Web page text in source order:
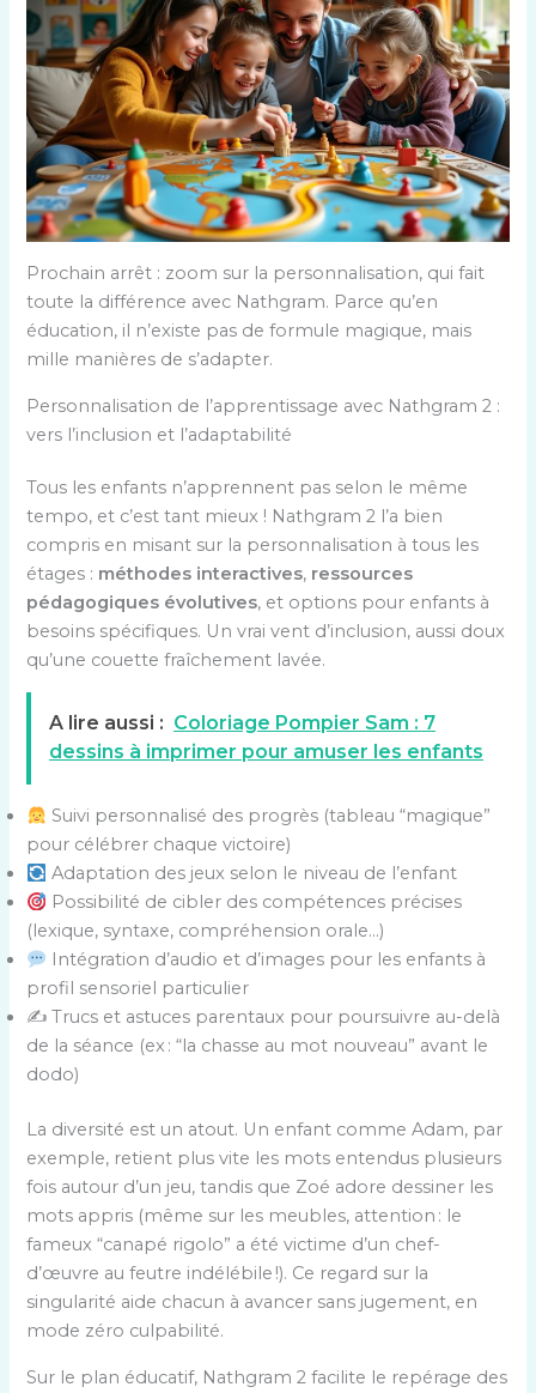
Prochain arrêt : zoom sur la personnalisation, qui fait
toute la différence avec Nathgram. Parce qu’en
éducation, il n’existe pas de formule magique, mais
mille manières de s’adapter.
Personnalisation de l’apprentissage avec Nathgram 2 :
vers l’inclusion et l’adaptabilité
Tous les enfants n’apprennent pas selon le même
tempo, et c’est tant mieux ! Nathgram 2 l’a bien
compris en misant sur la personnalisation à tous les
étages : méthodes interactives, ressources
pédagogiques évolutives, et options pour enfants à
besoins spécifiques. Un vrai vent d’inclusion, aussi doux
qu’une couette fraîchement lavée.
A lire aussi : Coloriage Pompier Sam : 7
dessins à imprimer pour amuser les enfants
Suivi personnalisé des progrès (tableau “magique”
pour célébrer chaque victoire)
Adaptation des jeux selon le niveau de l’enfant
Possibilité de cibler des compétences précises
(lexique, syntaxe, compréhension orale…)
Intégration d’audio et d’images pour les enfants à
profil sensoriel particulier
✍️ Trucs et astuces parentaux pour poursuivre au-delà
de la séance (ex : “la chasse au mot nouveau” avant le
dodo)
La diversité est un atout. Un enfant comme Adam, par
exemple, retient plus vite les mots entendus plusieurs
fois autour d’un jeu, tandis que Zoé adore dessiner les
mots appris (même sur les meubles, attention : le
fameux “canapé rigolo” a été victime d’un chef-
d’œuvre au feutre indélébile !). Ce regard sur la
singularité aide chacun à avancer sans jugement, en
mode zéro culpabilité.
Sur le plan éducatif, Nathgram 2 facilite le repérage des